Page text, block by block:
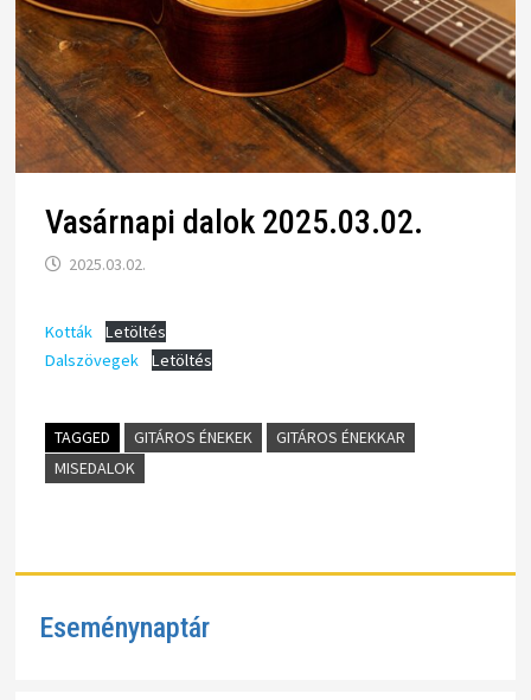
Vasárnapi dalok 2025.03.02.
2025.03.02.
Kották
Letöltés
Dalszövegek
Letöltés
TAGGED GITÁROS ÉNEKEK
GITÁROS ÉNEKKAR
MISEDALOK
Eseménynaptár